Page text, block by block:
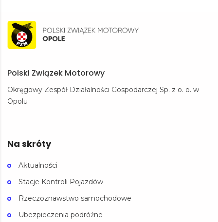
Polski Związek Motorowy
Okręgowy Zespół Działalności Gospodarczej Sp. z o. o. w
Opolu
Na skróty
Aktualności
Stacje Kontroli Pojazdów
Rzeczoznawstwo samochodowe
Ubezpieczenia podróżne